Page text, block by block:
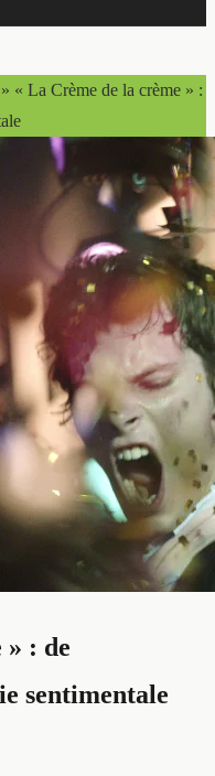
» « La Crème de la crème » :
» : de
sentimentale